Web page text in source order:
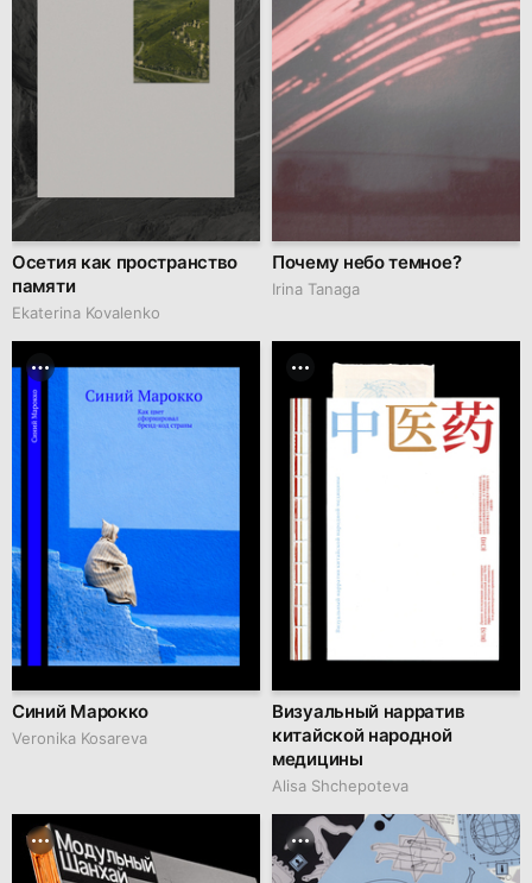
Осетия как пространство
памяти
Ekaterina Kovalenko
Почему небо темное?
Irina Tanaga
Синий Марокко
Veronika Kosareva
Визуальный нарратив
китайской народной
медицины
Alisa Shchepoteva